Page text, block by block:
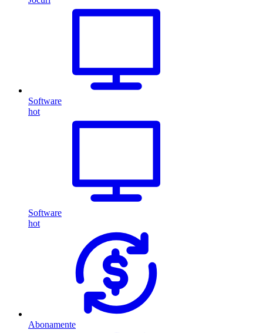
Software
hot
Software
hot
Abonamente